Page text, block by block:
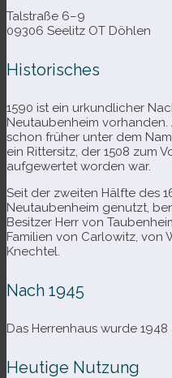
Talstraße 6–9
09306 Seelitz OT Döhlen
Historisches
1590 ist ein urkund­li­cher
Neutaubenheim
schon frü­her unter dem
ein Rittersitz, der 1508 zum
auf­ge­wer­tet wor­den war.
Seit der zwei­ten Hälfte des
Neutaubenheim genutzt,
Besitzer Herr von
Familien von Carlowitz, von
Knechtel.
Nach 1945
Das Herrenhaus wurde 1948
Heutige Nutzung